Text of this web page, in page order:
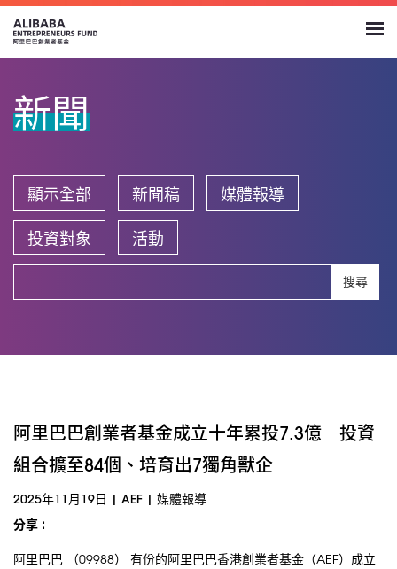
新聞
顯示全部 新聞稿 媒體報導
投資對象 活動
搜尋
阿里巴巴創業者基金成立十年累投7.3億 投資
組合擴至84個、培育出7獨角獸企
2025年11月19日 | AEF | 媒體報導
分享 :
阿里巴巴 （09988） 有份的阿里巴巴香港創業者基金（AEF）成立